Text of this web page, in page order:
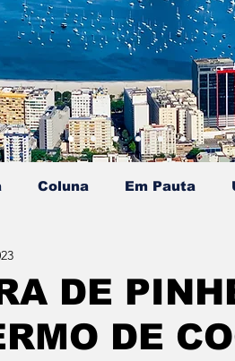
Coluna Em Pauta
Barra do Piraí
DE
DE